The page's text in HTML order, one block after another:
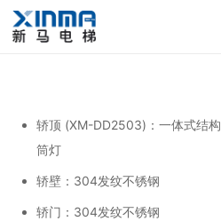
轿顶 (XM-DD2503)：一体式结构
筒灯
轿壁：304发纹不锈钢
轿门：304发纹不锈钢